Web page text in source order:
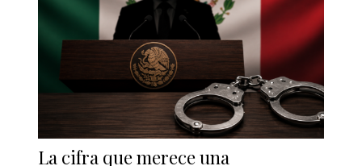
La cifra que merece una